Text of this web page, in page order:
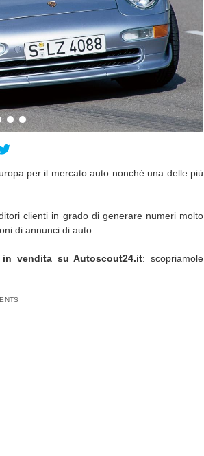
per il mercato auto nonché una delle più
clienti in grado di generare numeri molto
di annunci di auto.
vendita su Autoscout24.it: scopriamole